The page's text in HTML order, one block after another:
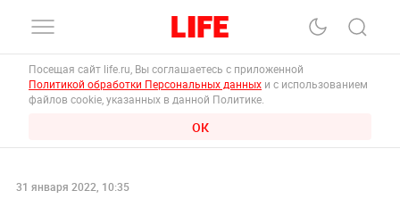
Посещая сайт life.ru, Вы соглашаетесь с приложенной
Политикой обработки Персональных данных и с использованием
файлов cookie, указанных в данной Политике.
ОК
31 января 2022, 10:35